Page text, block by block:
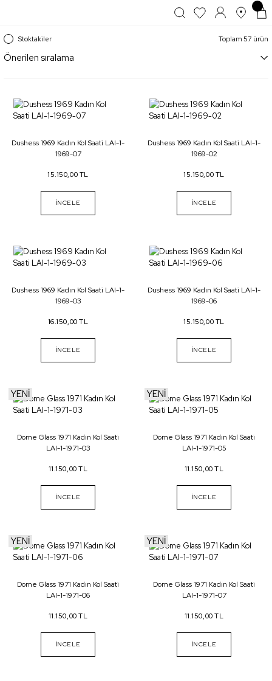
Stoktakiler Toplam 57 ürün
Dushess 1969 Kadın Kol Saati LAI-1-
1969-07
15.150,00 TL
İNCELE
Dushess 1969 Kadın Kol Saati LAI-1-
1969-02
15.150,00 TL
İNCELE
Dushess 1969 Kadın Kol Saati LAI-1-
1969-03
16.150,00 TL
İNCELE
Dushess 1969 Kadın Kol Saati LAI-1-
1969-06
15.150,00 TL
İNCELE
YENİ
Dome Glass 1971 Kadın Kol Saati
LAI-1-1971-03
11.150,00 TL
İNCELE
YENİ
Dome Glass 1971 Kadın Kol Saati
LAI-1-1971-05
11.150,00 TL
İNCELE
YENİ
Dome Glass 1971 Kadın Kol Saati
LAI-1-1971-06
11.150,00 TL
İNCELE
YENİ
Dome Glass 1971 Kadın Kol Saati
LAI-1-1971-07
11.150,00 TL
İNCELE